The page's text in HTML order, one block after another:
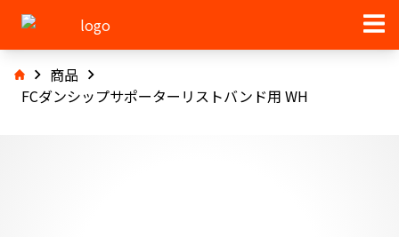
商品
FCダンシップサポーターリストバンド用 WH